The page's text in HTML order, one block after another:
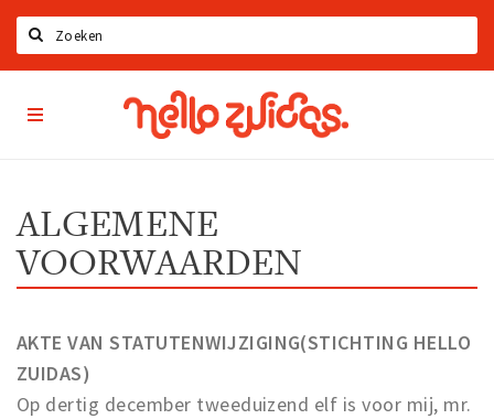
Home
Zuidas Jobs
Offers & Deals
Hotels
Hello
Zuidas
App
ALGEMENE
VOORWAARDEN
AKTE VAN STATUTENWIJZIGING(STICHTING HELLO
ZUIDAS)
Op dertig december tweeduizend elf is voor mij, mr.